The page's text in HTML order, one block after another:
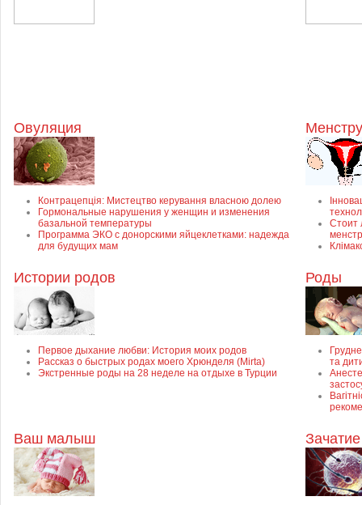
Овуляция
Контрацепція: Мистецтво керування власною долею
Гормональные нарушения у женщин и изменения
базальной температуры
Программа ЭКО с донорскими яйцеклетками: надежда
для будущих мам
Стоит
Истории родов
Первое дыхание любви: История моих родов
Рассказ о быстрых родах моего Хрюнделя (Mirta)
Экстренные роды на 28 неделе на отдыхе в Турции
Роды
та
Ваш малыш Зачатие